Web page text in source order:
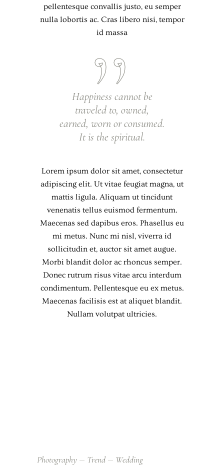
pellentesque convallis justo, eu semper
nulla lobortis ac. Cras libero nisi, tempor
id massa
Happiness cannot be
traveled to, owned,
earned, worn or consumed.
It is the spiritual.
Lorem ipsum dolor sit amet, consectetur
adipiscing elit. Ut vitae feugiat magna, ut
mattis ligula. Aliquam ut tincidunt
venenatis tellus euismod fermentum.
Maecenas sed dapibus eros. Phasellus eu
mi metus. Nunc mi nisl, viverra id
sollicitudin et, auctor sit amet augue.
Morbi blandit dolor ac rhoncus semper.
Donec rutrum risus vitae arcu interdum
condimentum. Pellentesque eu ex metus.
Maecenas facilisis est at aliquet blandit.
Nullam volutpat ultricies.
Photography Trend Wedding